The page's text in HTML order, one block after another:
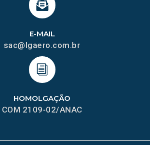
HOMOLGAÇÃO
COM 2109-02/ANAC
E-MAIL
sac@lgaero.com.br